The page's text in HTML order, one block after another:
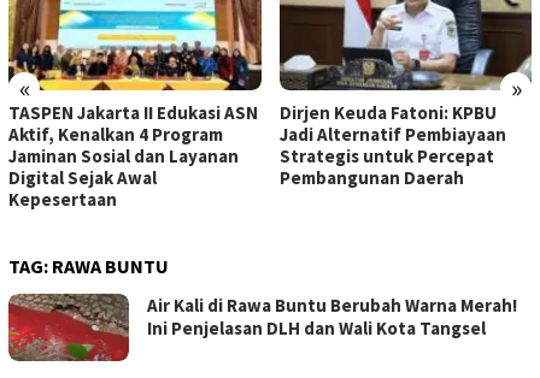
« »
TASPEN Jakarta II Edukasi ASN
Aktif, Kenalkan 4 Program
Jaminan Sosial dan Layanan
Digital Sejak Awal
Kepesertaan
Dirjen Keuda Fatoni: KPBU
Jadi Alternatif Pembiayaan
Strategis untuk Percepat
Pembangunan Daerah
TAG: RAWA BUNTU
Air Kali di Rawa Buntu Berubah Warna Merah!
Ini Penjelasan DLH dan Wali Kota Tangsel